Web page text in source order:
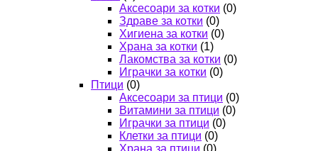
Аксесоари за котки (0)
Здраве за котки (0)
Хигиена за котки (0)
Храна за котки (1)
Лакомства за котки (0)
Играчки за котки (0)
Птици (0)
Аксесоари за птици (0)
Витамини за птици (0)
Играчки за птици (0)
Клетки за птици (0)
Храна за птици (0)